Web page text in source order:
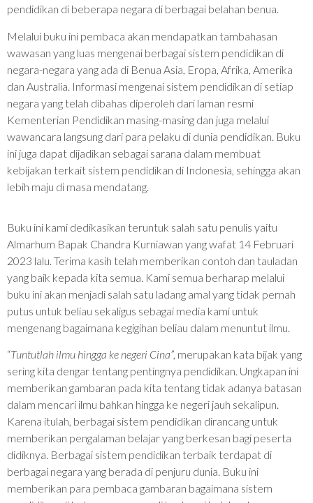
pendidikan di beberapa negara di berbagai belahan benua.
Melalui buku ini pembaca akan mendapatkan tambahasan
wawasan yang luas mengenai berbagai sistem pendidikan di
negara-negara yang ada di Benua Asia, Eropa, Afrika, Amerika
dan Australia. Informasi mengenai sistem pendidikan di setiap
negara yang telah dibahas diperoleh dari laman resmi
Kementerian Pendidikan masing-masing dan juga melalui
wawancara langsung dari para pelaku di dunia pendidikan. Buku
ini juga dapat dijadikan sebagai sarana dalam membuat
kebijakan terkait sistem pendidikan di Indonesia, sehingga akan
lebih maju di masa mendatang.
Buku ini kami dedikasikan teruntuk salah satu penulis yaitu
Almarhum Bapak Chandra Kurniawan yang wafat 14 Februari
2023 lalu. Terima kasih telah memberikan contoh dan tauladan
yang baik kepada kita semua. Kami semua berharap melalui
buku ini akan menjadi salah satu ladang amal yang tidak pernah
putus untuk beliau sekaligus sebagai media kami untuk
mengenang bagaimana kegigihan beliau dalam menuntut ilmu.
“Tuntutlah ilmu hingga ke negeri Cina”, merupakan kata bijak yang
sering kita dengar tentang pentingnya pendidikan. Ungkapan ini
memberikan gambaran pada kita tentang tidak adanya batasan
dalam mencari ilmu bahkan hingga ke negeri jauh sekalipun.
Karena itulah, berbagai sistem pendidikan dirancang untuk
memberikan pengalaman belajar yang berkesan bagi peserta
didiknya. Berbagai sistem pendidikan terbaik terdapat di
berbagai negara yang berada di penjuru dunia. Buku ini
memberikan para pembaca gambaran bagaimana sistem